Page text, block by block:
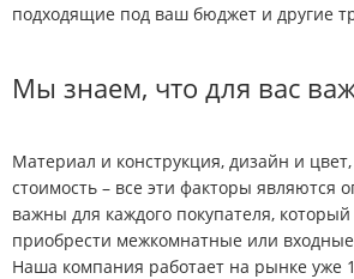
подходящие под ваш бюджет и другие
Мы знаем, что для вас
Материал и конструкция, дизайн и
стоимость – все эти факторы
важны для каждого покупателя,
приобрести межкомнатные или
Наша компания работает на рынке уже